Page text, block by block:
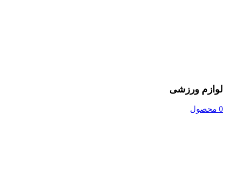
لوازم ورزشی
0 محصول